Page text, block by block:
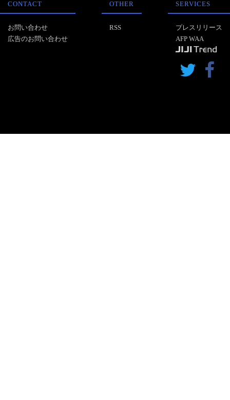
CONTACT
お問い合わせ
広告のお問い合わせ
OTHER
RSS
SERVICES
プレスリリース
AFP WAA